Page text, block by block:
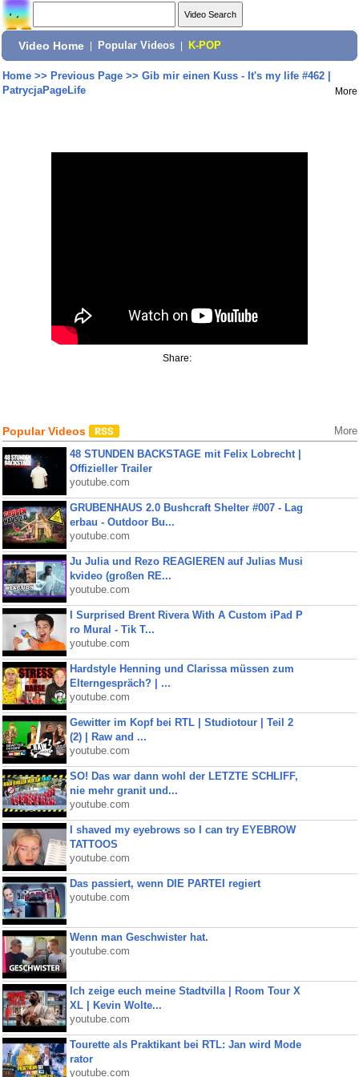
Video Home Popular Videos K-POP
Home>> Previous Page>> Gib mir einen Kuss - It's my life #462 |
PatrycjaPageLife
More
Share:
Popular Videos More
48 STUNDEN BACKSTAGE mit Felix Lobrecht |
Offizieller Trailer
youtube.com
GRUBENHAUS 2.0 Bushcraft Shelter #007 - Lag
erbau - Outdoor Bu...
youtube.com
Ju Julia und Rezo REAGIEREN auf Julias Musi
kvideo (großen RE...
youtube.com
I Surprised Brent Rivera With A Custom iPad P
ro Mural - Tik T...
youtube.com
Hardstyle Henning und Clarissa müssen zum
Elterngespräch? | ...
youtube.com
Gewitter im Kopf bei RTL | Studiotour | Teil 2
(2) | Raw and ...
youtube.com
SO! Das war dann wohl der LETZTE SCHLIFF,
nie mehr granit und...
youtube.com
I shaved my eyebrows so I can try EYEBROW
TATTOOS
youtube.com
Das passiert, wenn DIE PARTEI regiert
youtube.com
Wenn man Geschwister hat.
youtube.com
Ich zeige euch meine Stadtvilla | Room Tour X
XL | Kevin Wolte...
youtube.com
Tourette als Praktikant bei RTL: Jan wird Mode
rator
youtube.com